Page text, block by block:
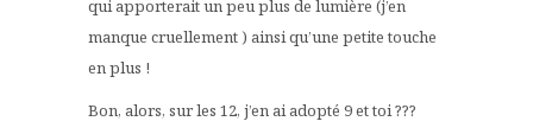
qui apporterait un peu plus de lumière (j’en
manque cruellement ) ainsi qu’une petite touche
en plus !
Bon, alors, sur les 12, j’en ai adopté 9 et toi ???